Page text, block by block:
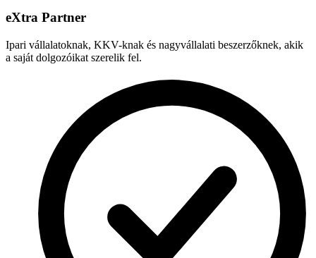
eXtra Partner
Ipari vállalatoknak, KKV-knak és nagyvállalati beszerzőknek, akik
a saját dolgozóikat szerelik fel.